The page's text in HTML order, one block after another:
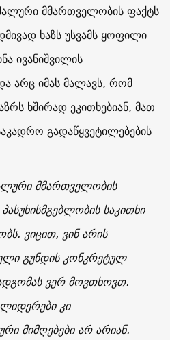
მმართველობის ფაქტს
ხაზს უსვამს ყოფილი
ივანიშვილის
არც იმას მალავს, რომ
ხშირად ეკითხებიან, მათ
გადაწყვეტილებების
მმართველობის
საკითხი
ვიცით, ვინ არის
გუნდის კონკრეტულ
ვერ მოვთხოვთ.
კი
მიმღებები არ არიან.